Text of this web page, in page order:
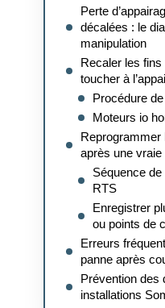
Perte
décalées : le
manipulation
Recaler les
toucher à
Procédure
Moteurs io
après une vraie
Séquence
RTS
Enregistrer
ou points de
Erreurs
panne après
Prévention des
installations